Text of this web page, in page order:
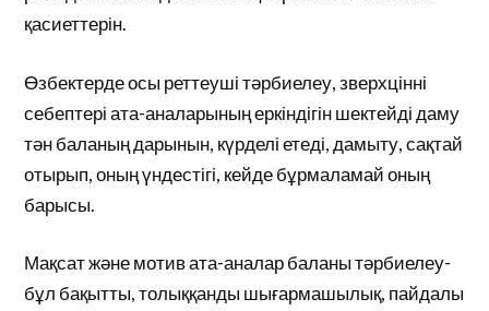
қасиеттерін.
Өзбектерде осы реттеуші тәрбиелеу, зверхцінні
себептері ата-аналарының еркіндігін шектейді даму
тән баланың дарынын, күрделі етеді, дамыту, сақтай
отырып, оның үндестігі, кейде бұрмаламай оның
барысы.
Мақсат және мотив ата-аналар баланы тәрбиелеу-
бұл бақытты, толыққанды шығармашылық, пайдалы